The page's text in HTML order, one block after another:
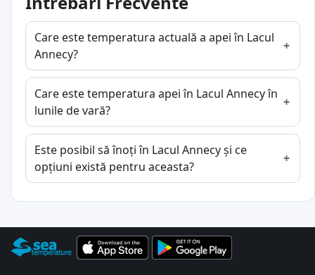
Care este temperatura actuală a apei în Lacul
Annecy?
Care este temperatura apei în Lacul Annecy în
lunile de vară?
Este posibil să înoți în Lacul Annecy și ce
opțiuni există pentru aceasta?